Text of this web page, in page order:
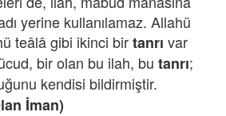
yerine kullanılamaz. Allahü
teâlâ gibi ikinci birtanrı var
bir olan bu ilah, bu tanrı;
kendisi bildirmiştir.
İman)